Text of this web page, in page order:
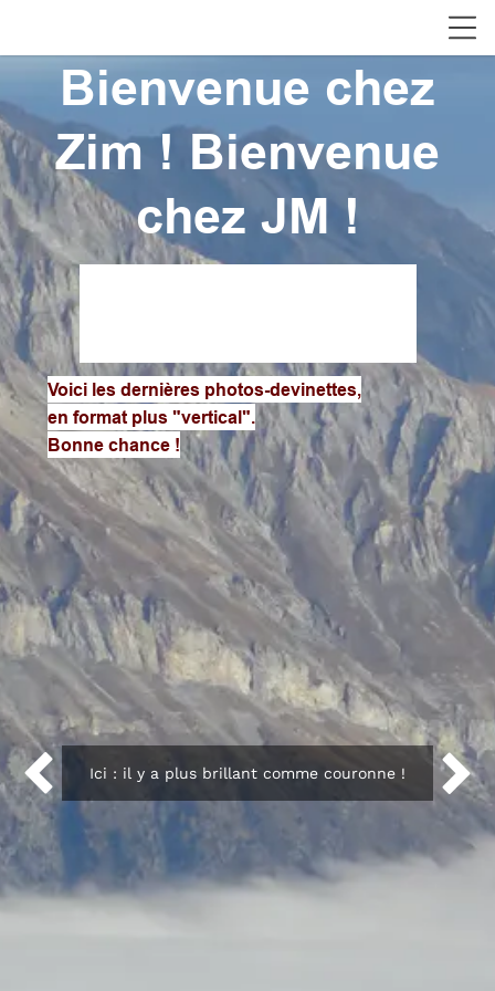
Bienvenue chez
Zim ! Bienvenue
chez JM !
Voici les dernières photos-devinettes,
en format plus "vertical".
Bonne chance !
Ici : il y a plus brillant comme couronne !
 